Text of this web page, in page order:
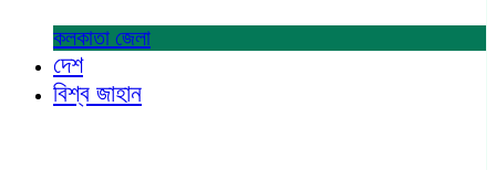
কলকাতা জেলা
দেশ
বিশ্ব জাহান